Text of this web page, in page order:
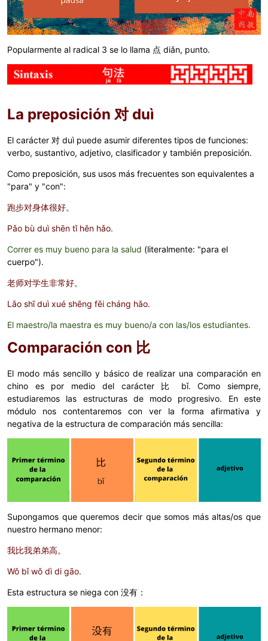
Popularmente al radical 3 se lo llama 点 diǎn, punto.
La preposición 对 duì
El carácter 对 duì puede asumir diferentes tipos de funciones:
verbo, sustantivo, adjetivo, clasificador y también preposición.
Como preposición, sus usos más frecuentes son equivalentes a
"para" y "con":
跑步对身体很好。
Pǎo bù duì shēn tǐ hěn hǎo.
Correr es muy bueno para la salud (literalmente: "para el
cuerpo").
老师对学生非常好。
Lǎo shī duì xué shēng fēi cháng hǎo.
El maestro/la maestra es muy bueno/a con las/los estudiantes.
Comparación con 比
El modo más sencillo y básico de realizar una comparación en
chino es por medio del carácter 比 bǐ. Como siempre,
estudiaremos las estructuras de modo progresivo. En este
módulo nos contentaremos con ver la forma afirmativa y
negativa de la estructura de comparación más sencilla:
Supongamos que queremos decir que somos más altas/os que
nuestro hermano menor:
我比我弟弟高。
Wǒ bǐ wǒ dì di gāo.
Esta estructura se niega con 没有：